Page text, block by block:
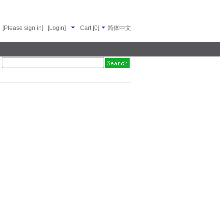
[Please sign in] [Login] Cart[0] 简体中文